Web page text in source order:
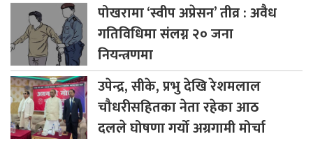
पोखरामा‘स्वीप अप्रेसन’ तीव्र : अवैध
गतिविधिमा संलग्न २० जना
नियन्त्रणमा
उपेन्द्र,सीके, प्रभु देखि रेशमलाल
चौधरीसहितका नेता रहेका आठ
दलले घोषणा गर्यो अग्रगामी मोर्चा